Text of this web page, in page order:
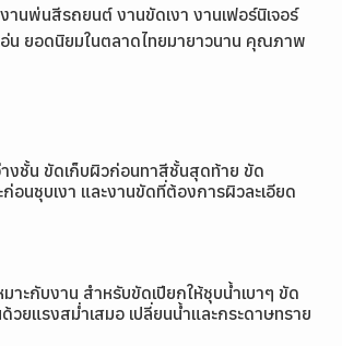
านพ่นสีรถยนต์ งานขัดเงา งานเฟอร์นิเจอร์
น ยอดนิยมในตลาดไทยมายาวนาน คุณภาพ
งชั้น ขัดเก็บผิวก่อนทาสีชั้นสุดท้าย ขัด
ก่อนชุบเงา และงานขัดที่ต้องการผิวละเอียด
มาะกับงาน สำหรับขัดเปียกให้ชุบน้ำเบาๆ ขัด
วยแรงสม่ำเสมอ เปลี่ยนน้ำและกระดาษทราย